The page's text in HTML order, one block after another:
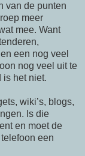
van de punten
meer
mee. Want
een nog veel
nog veel uit te
is het niet.
wiki’s, blogs,
Is die
en moet de
een